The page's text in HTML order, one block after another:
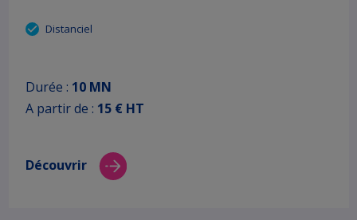
Distanciel
Durée : 10 MN
A partir de : 15 € HT
Découvrir